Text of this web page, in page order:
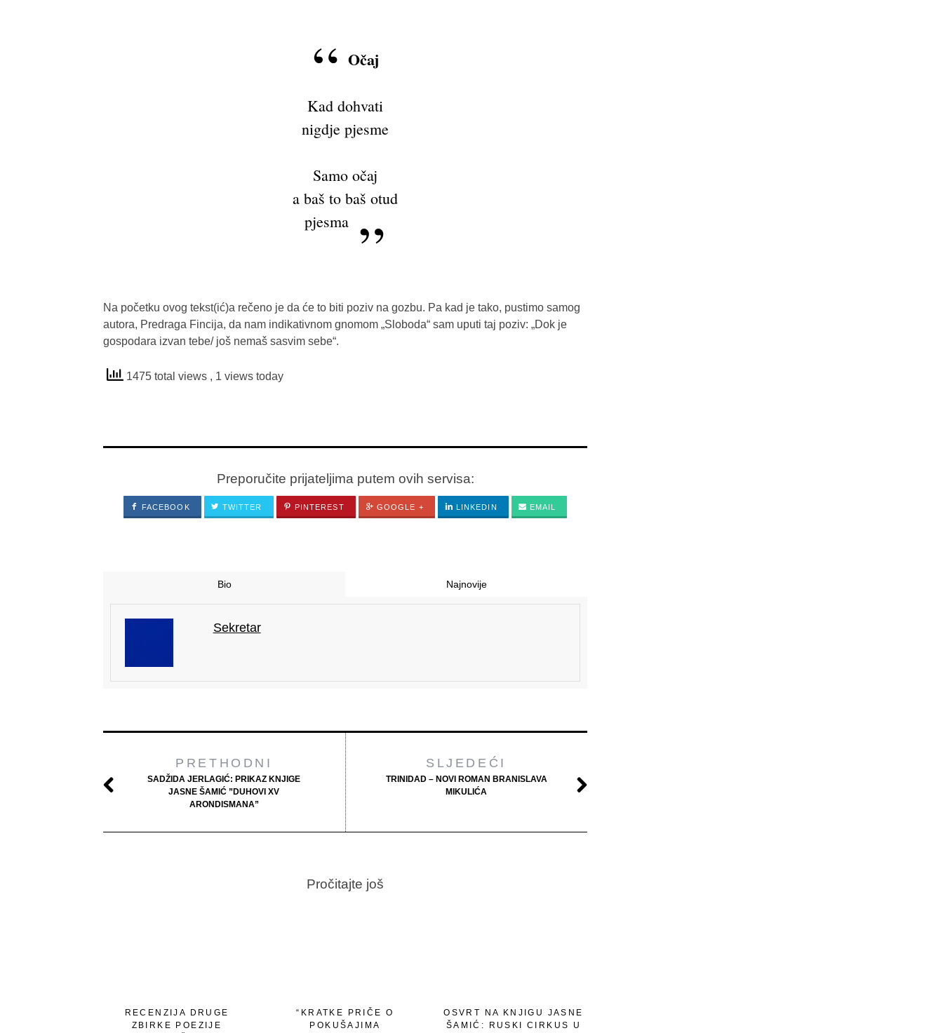
Očaj
Kad dohvati
nigdje pjesme
Samo očaj
a baš to baš otud
pjesma
Na početku ovog tekst(ić)a rečeno je da će to biti poziv na gozbu. Pa kad je tako, pustimo samog
autora, Predraga Fincija, da nam indikativnom gnomom „Sloboda“ sam uputi taj poziv: „Dok je
gospodara izvan tebe/ još nemaš sasvim sebe“.
1475 total views , 1 views today
Preporučite prijateljima putem ovih servisa:
FACEBOOK TWITTER PINTEREST GOOGLE + LINKEDIN EMAIL
Bio Najnovije
Sekretar
PRETHODNI
SADŽIDA JERLAGIĆ: PRIKAZ KNJIGE
JASNE ŠAMIĆ ”DUHOVI XV
ARONDISMANA”
SLJEDEĆI
TRINIDAD – NOVI ROMAN BRANISLAVA
MIKULIĆA
Pročitajte još
RECENZIJA DRUGE
ZBIRKE POEZIJE
“KRATKE PRIČE O
POKUŠAJIMA
OSVRT NA KNJIGU JASNE
ŠAMIĆ: RUSKI CIRKUS U